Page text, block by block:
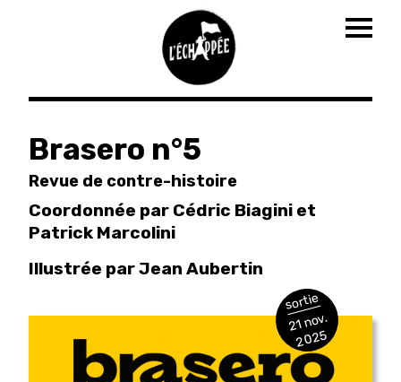
Aller
contenu
principal
Brasero n°5
Revue de contre-histoire
Coordonnée par Cédric Biagini et
Patrick Marcolini
Illustrée par Jean Aubertin
sortie
21 nov.
2025